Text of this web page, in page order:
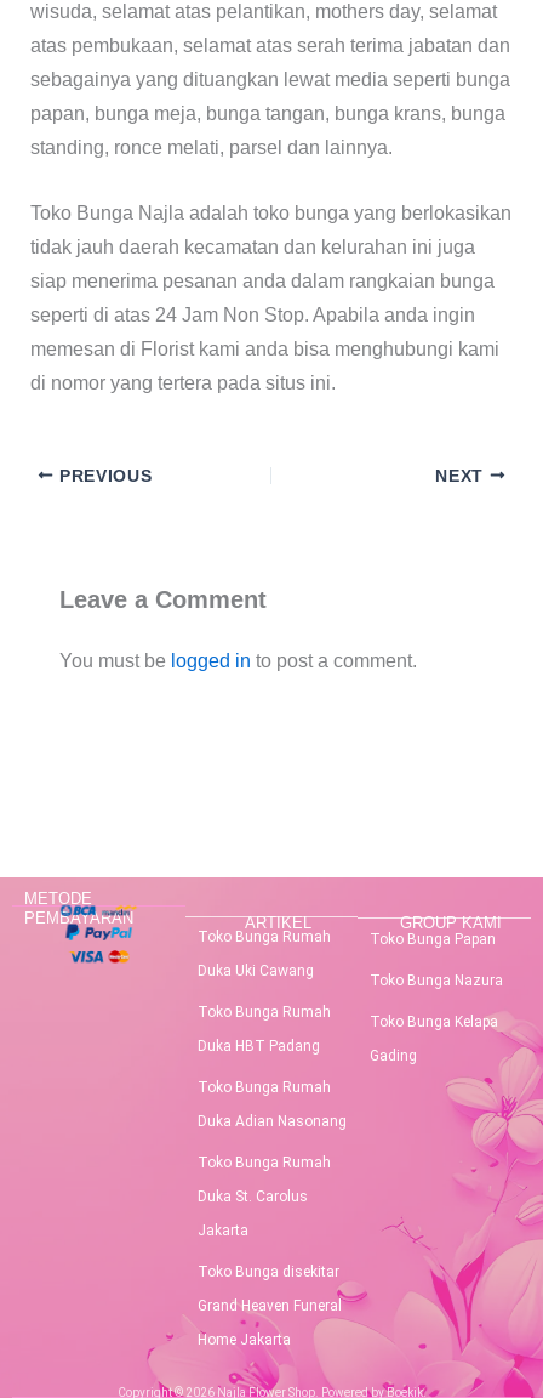
wisuda, selamat atas pelantikan, mothers day, selamat
atas pembukaan, selamat atas serah terima jabatan dan
sebagainya yang dituangkan lewat media seperti bunga
papan, bunga meja, bunga tangan, bunga krans, bunga
standing, ronce melati, parsel dan lainnya.
Toko Bunga Najla adalah toko bunga yang berlokasikan
tidak jauh daerah kecamatan dan kelurahan ini juga
siap menerima pesanan anda dalam rangkaian bunga
seperti di atas 24 Jam Non Stop. Apabila anda ingin
memesan di Florist kami anda bisa menghubungi kami
di nomor yang tertera pada situs ini.
PREVIOUS NEXT
Leave a Comment
You must be logged in to post a comment.
METODE
PEMBAYARAN
ARTIKEL
Toko Bunga Rumah
Duka Uki Cawang
Toko Bunga Rumah
Duka HBT Padang
Toko Bunga Rumah
Duka Adian Nasonang
Toko Bunga Rumah
Duka St. Carolus
Jakarta
Toko Bunga disekitar
Grand Heaven Funeral
Home Jakarta
GROUP KAMI
Toko Bunga Papan
Toko Bunga Nazura
Toko Bunga Kelapa
Gading
Copyright © 2026 Najla Flower Shop. Powered by Boekik.